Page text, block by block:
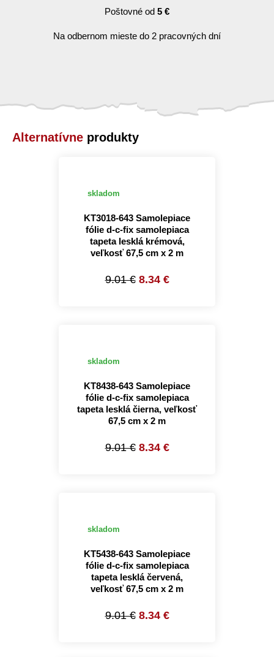
Poštovné od 5 €
Na odbernom mieste do 2 pracovných dní
Alternatívne produkty
skladom
KT3018-643 Samolepiace
fólie d-c-fix samolepiaca
tapeta lesklá krémová,
veľkosť 67,5 cm x 2 m
9.01 € 8.34 €
skladom
KT8438-643 Samolepiace
fólie d-c-fix samolepiaca
tapeta lesklá čierna, veľkosť
67,5 cm x 2 m
9.01 € 8.34 €
skladom
KT5438-643 Samolepiace
fólie d-c-fix samolepiaca
tapeta lesklá červená,
veľkosť 67,5 cm x 2 m
9.01 € 8.34 €